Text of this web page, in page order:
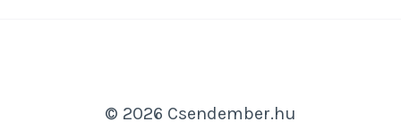
© 2026 Csendember.hu